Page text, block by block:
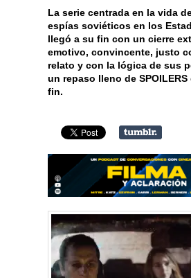
La serie centrada en la vida
espías soviéticos en los
llegó a su fin con un cierre
emotivo, convincente, justo
relato y con la lógica de sus
un repaso lleno de
fin.